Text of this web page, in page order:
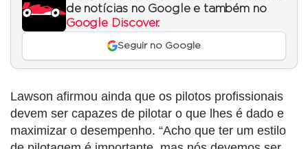
de notícias no Google e também no
Google Discover.
Seguir no Google
Lawson afirmou ainda que os pilotos profissionais
devem ser capazes de pilotar o que lhes é dado e
maximizar o desempenho. “Acho que ter um estilo